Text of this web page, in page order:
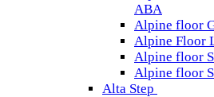
ABA
Alpine floor
Alpine Floor
Alpine floor
Alpine floor
Alta Step